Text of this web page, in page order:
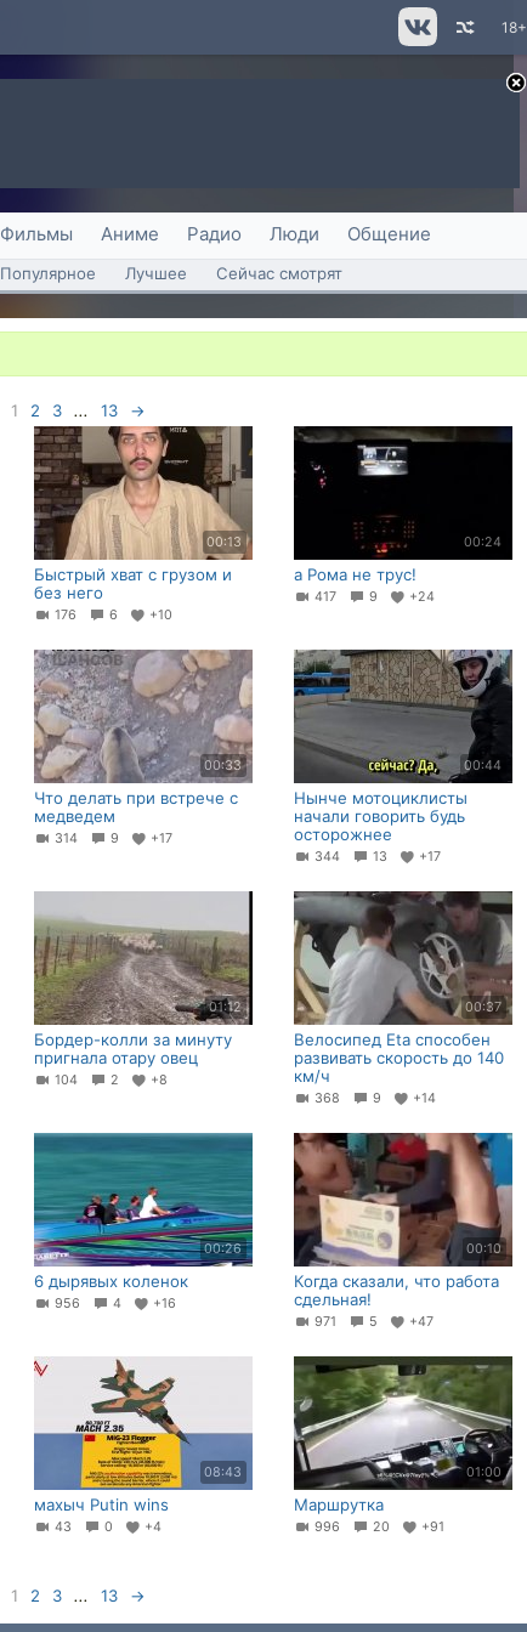
18+
Фильмы Аниме Радио Люди Общение
Популярное Лучшее Сейчас смотрят
1 2 3 ... 13 →
00:13
Быстрый хват с грузом и
без него
176 6 +10
00:24
а Рома не трус!
417 9 +24
00:33
Что делать при встрече с
медведем
314 9 +17
00:44
Нынче мотоциклисты
начали говорить будь
осторожнее
344 13 +17
01:12
Бордер-колли за минуту
пригнала отару овец
104 2 +8
00:37
Велосипед Eta способен
развивать скорость до 140
км/ч⁠⁠
368 9 +14
00:26
6 дырявых коленок
956 4 +16
00:10
Когда сказали, что работа
сдельная!
971 5 +47
08:43
махыч Putin wins
43 0 +4
01:00
Маршрутка
996 20 +91
1 2 3 ... 13 →